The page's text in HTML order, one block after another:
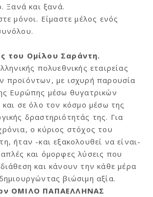
Ξανά και ξανά.
μόνοι. Είμαστε μέλος ενός
του Ομίλου Σαράντη.
πολυεθνικής εταιρείας
προϊόντων, με ισχυρή παρουσία
Ευρώπης μέσω θυγατρικών
και σε όλο τον κόσμο μέσω της
δραστηριότητάς της. Για
ο κύριος στόχος του
ήταν -και εξακολουθεί να είναι-
και όμορφες λύσεις που
και κάνουν την κάθε μέρα
βιώσιμη αξία.
ΟΜΙΛΟ ΠΑΠΑΕΛΛΗΝΑΣ